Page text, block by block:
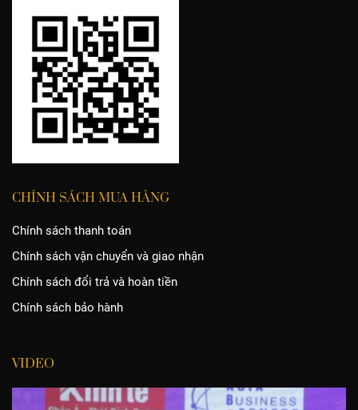
CHÍNH SÁCH MUA HÀNG
Chính sách thanh toán
Chính sách vận chuyển và giao nhận
Chính sách đổi trả và hoàn tiền
Chính sách bảo hành
VIDEO